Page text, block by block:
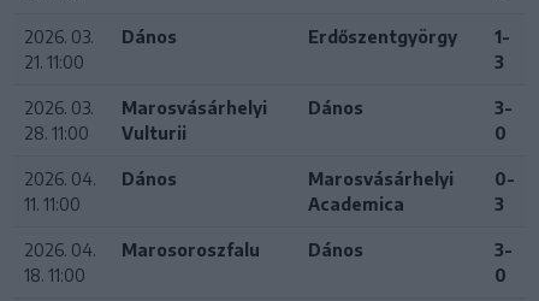
2026. 03.
21. 11:00
Dános Erdőszentgyörgy
1-
3
2026. 03.
28. 11:00
Marosvásárhelyi
Vulturii
Dános
3-
0
2026. 04.
11. 11:00
Dános
Marosvásárhelyi
Academica
0-
3
2026. 04.
18. 11:00
Marosoroszfalu Dános
3-
0